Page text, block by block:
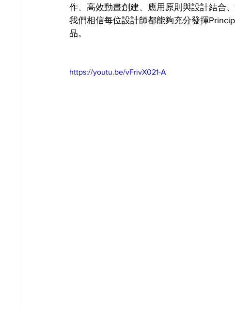
作、高效動畫創建、應用原則與設計結合
我們相信每位設計師都能夠充分發揮
品。
https://youtu.be/vFrivX021-A